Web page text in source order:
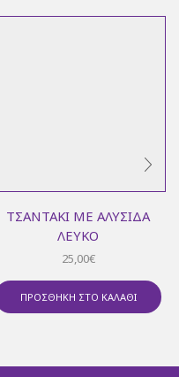
ΤΣΑΝΤΆΚΙ ΜΕ ΑΛΥΣΊΔΑ
ΛΕΥΚΌ
25,00€
ΠΡΟΣΘΉΚΗ ΣΤΟ ΚΑΛΆΘΙ